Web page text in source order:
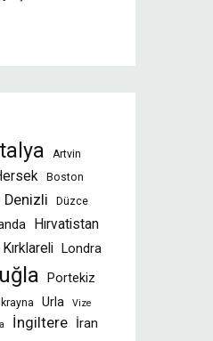
Artvin
Boston
Denizli Düzce
Hırvatistan
Kırklareli Londra
Portekiz
Urla Vize
İngiltere İran